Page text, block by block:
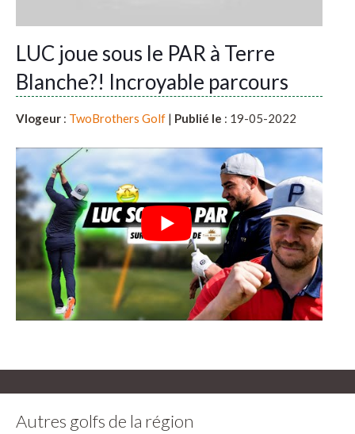
LUC joue sous le PAR à Terre
Blanche?! Incroyable parcours
Vlogeur : TwoBrothers Golf | Publié le : 19-05-2022
Autres golfs de la région